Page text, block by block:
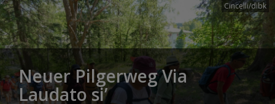
Cincelli/dibk
Neuer Pilgerweg Via
Laudato si’